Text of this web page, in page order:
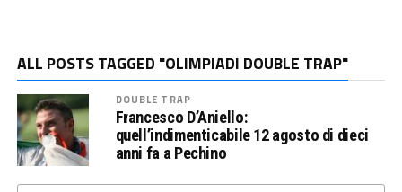
ALL POSTS TAGGED "OLIMPIADI DOUBLE TRAP"
DOUBLE TRAP
Francesco D’Aniello:
quell’indimenticabile 12 agosto di dieci
anni fa a Pechino